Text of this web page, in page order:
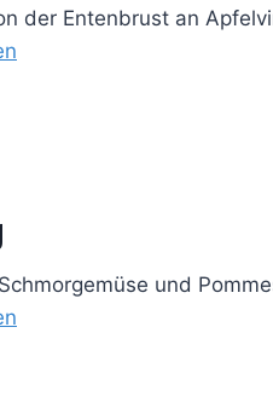
der Entenbrust an
und